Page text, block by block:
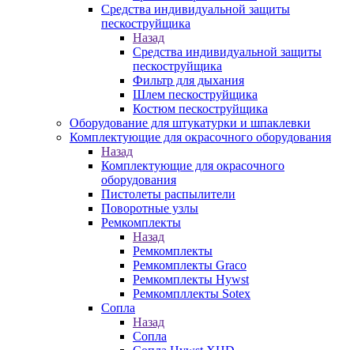
Средства индивидуальной защиты
пескоструйщика
Назад
Средства индивидуальной защиты
пескоструйщика
Фильтр для дыхания
Шлем пескоструйщика
Костюм пескоструйщика
Оборудование для штукатурки и шпаклевки
Комплектующие для окрасочного оборудования
Назад
Комплектующие для окрасочного
оборудования
Пистолеты распылители
Поворотные узлы
Ремкомплекты
Назад
Ремкомплекты
Ремкомплекты Graco
Ремкомплекты Hywst
Ремкомпллекты Sotex
Сопла
Назад
Сопла